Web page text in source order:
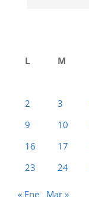
L
M
2
3
9
10
16
17
23
24
« Ene Mar »